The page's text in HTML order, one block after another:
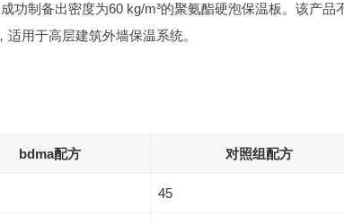
功制备出密度为60 kg/m³的聚氨酯硬泡保温板。该产品
用于高层建筑外墙保温系统。
bdma配方 对照组配方
45